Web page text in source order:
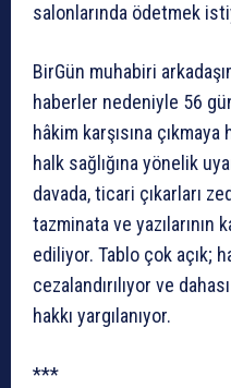
salonlarında ödetmek
BirGün muhabiri
haberler nedeniyle 56
hâkim karşısına çıkmaya
halk sağlığına yönelik
davada, ticari çıkarları
tazminata ve yazılarının
ediliyor. Tablo çok açık;
cezalandırılıyor ve
hakkı yargılanıyor.
***